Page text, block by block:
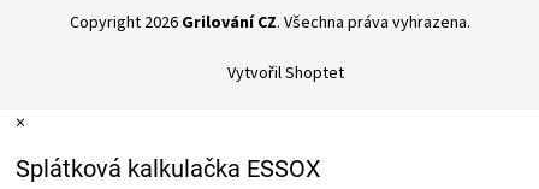
Vytvořil Shoptet
Copyright 2026 Grilování CZ. Všechna práva vyhrazena.
×
Splátková kalkulačka ESSOX